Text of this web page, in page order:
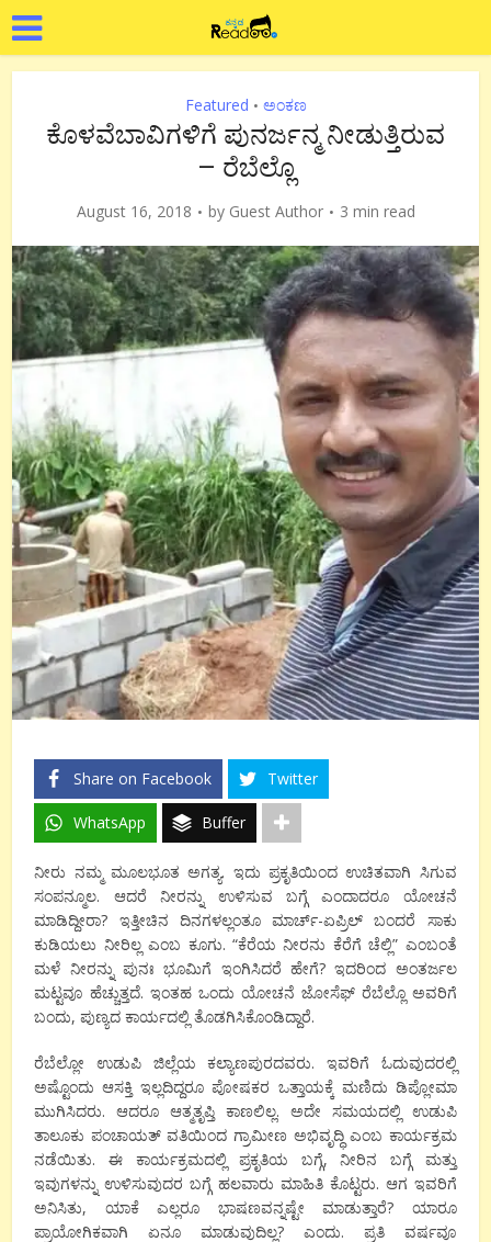
Featured • ಅಂಕಣ
ಕೊಳವೆಬಾವಿಗಳಿಗೆ ಪುನರ್ಜನ್ಮ ನೀಡುತ್ತಿರುವ
– ರೆಬೆಲ್ಲೊ
August 16, 2018 by Guest Author 3 min read
Share on Facebook Twitter
WhatsApp Buffer
ನೀರು ನಮ್ಮ ಮೂಲಭೂತ ಅಗತ್ಯ. ಇದು ಪ್ರಕೃತಿಯಿಂದ ಉಚಿತವಾಗಿ ಸಿಗುವ
ಸಂಪನ್ಮೂಲ. ಆದರೆ ನೀರನ್ನು ಉಳಿಸುವ ಬಗ್ಗೆ ಎಂದಾದರೂ ಯೋಚನೆ
ಮಾಡಿದ್ದೀರಾ? ಇತ್ತೀಚಿನ ದಿನಗಳಲ್ಲಂತೂ ಮಾರ್ಚ್-ಏಪ್ರಿಲ್ ಬಂದರೆ ಸಾಕು
ಕುಡಿಯಲು ನೀರಿಲ್ಲ ಎಂಬ ಕೂಗು. “ಕೆರೆಯ ನೀರನು ಕೆರೆಗೆ ಚೆಲ್ಲಿ” ಎಂಬಂತೆ
ಮಳೆ ನೀರನ್ನು ಪುನಃ ಭೂಮಿಗೆ ಇಂಗಿಸಿದರೆ ಹೇಗೆ? ಇದರಿಂದ ಅಂತರ್ಜಲ
ಮಟ್ಟವೂ ಹೆಚ್ಚುತ್ತದೆ. ಇಂತಹ ಒಂದು ಯೋಚನೆ ಜೋಸೆಫ್ ರೆಬೆಲ್ಲೊ ಅವರಿಗೆ
ಬಂದು, ಪುಣ್ಯದ ಕಾರ್ಯದಲ್ಲಿ ತೊಡಗಿಸಿಕೊಂಡಿದ್ದಾರೆ.
ರೆಬೆಲ್ಲೋ ಉಡುಪಿ ಜಿಲ್ಲೆಯ ಕಲ್ಯಾಣಪುರದವರು. ಇವರಿಗೆ ಓದುವುದರಲ್ಲಿ
ಅಷ್ಟೊಂದು ಆಸಕ್ತಿ ಇಲ್ಲದಿದ್ದರೂ ಪೋಷಕರ ಒತ್ತಾಯಕ್ಕೆ ಮಣಿದು ಡಿಪ್ಲೋಮಾ
ಮುಗಿಸಿದರು. ಆದರೂ ಆತ್ಮತೃಪ್ತಿ ಕಾಣಲಿಲ್ಲ. ಅದೇ ಸಮಯದಲ್ಲಿ ಉಡುಪಿ
ತಾಲೂಕು ಪಂಚಾಯತ್ ವತಿಯಿಂದ ಗ್ರಾಮೀಣ ಅಭಿವೃದ್ಧಿ ಎಂಬ ಕಾರ್ಯಕ್ರಮ
ನಡೆಯಿತು. ಈ ಕಾರ್ಯಕ್ರಮದಲ್ಲಿ ಪ್ರಕೃತಿಯ ಬಗ್ಗೆ, ನೀರಿನ ಬಗ್ಗೆ ಮತ್ತು
ಇವುಗಳನ್ನು ಉಳಿಸುವುದರ ಬಗ್ಗೆ ಹಲವಾರು ಮಾಹಿತಿ ಕೊಟ್ಟರು. ಆಗ ಇವರಿಗೆ
ಅನಿಸಿತು, ಯಾಕೆ ಎಲ್ಲರೂ ಭಾಷಣವನ್ನಷ್ಟೇ ಮಾಡುತ್ತಾರೆ? ಯಾರೂ
ಪ್ರಾಯೋಗಿಕವಾಗಿ ಏನೂ ಮಾಡುವುದಿಲ್ಲ? ಎಂದು. ಪ್ರತಿ ವರ್ಷವೂ